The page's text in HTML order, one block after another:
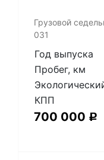
​Грузовой
031
Год выпуска
Пробег, км
КПП
700 000 Р